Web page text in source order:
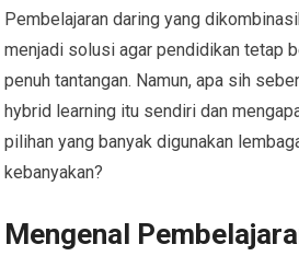
Pembelajaran daring yang
menjadi solusi agar pendidikan tetap
penuh tantangan. Namun, apa sih
hybrid learning itu sendiri dan
pilihan yang banyak digunakan
kebanyakan?
Mengenal